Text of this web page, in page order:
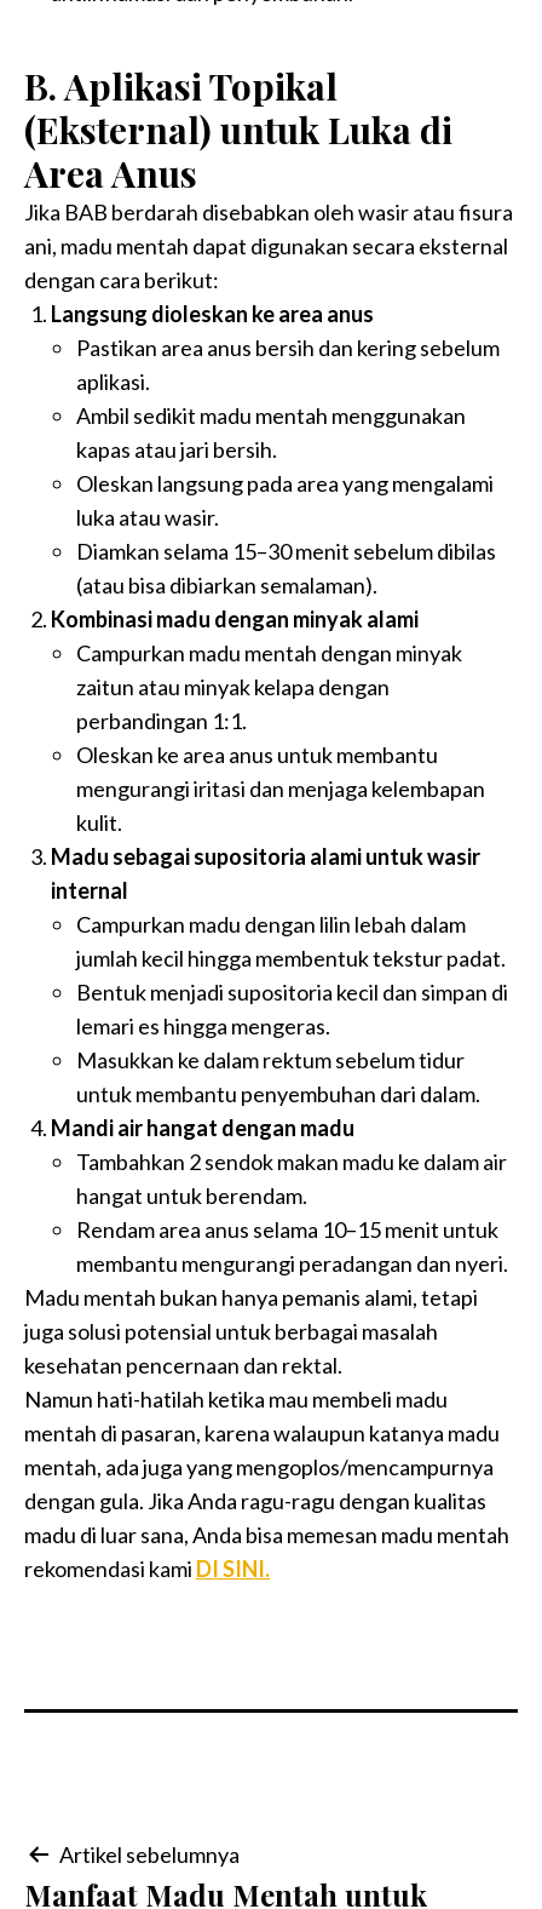
B. Aplikasi Topikal
(Eksternal) untuk Luka di
Area Anus
Jika BAB berdarah disebabkan oleh wasir atau fisura
ani, madu mentah dapat digunakan secara eksternal
dengan cara berikut:
Langsung dioleskan ke area anus
Pastikan area anus bersih dan kering sebelum
aplikasi.
Ambil sedikit madu mentah menggunakan
kapas atau jari bersih.
Oleskan langsung pada area yang mengalami
luka atau wasir.
Diamkan selama 15–30 menit sebelum dibilas
(atau bisa dibiarkan semalaman).
Kombinasi madu dengan minyak alami
Campurkan madu mentah dengan minyak
zaitun atau minyak kelapa dengan
perbandingan 1:1.
Oleskan ke area anus untuk membantu
mengurangi iritasi dan menjaga kelembapan
kulit.
Madu sebagai supositoria alami untuk wasir
internal
Campurkan madu dengan lilin lebah dalam
jumlah kecil hingga membentuk tekstur padat.
Bentuk menjadi supositoria kecil dan simpan di
lemari es hingga mengeras.
Masukkan ke dalam rektum sebelum tidur
untuk membantu penyembuhan dari dalam.
Mandi air hangat dengan madu
Tambahkan 2 sendok makan madu ke dalam air
hangat untuk berendam.
Rendam area anus selama 10–15 menit untuk
membantu mengurangi peradangan dan nyeri.
Madu mentah bukan hanya pemanis alami, tetapi
juga solusi potensial untuk berbagai masalah
kesehatan pencernaan dan rektal.
Namun hati-hatilah ketika mau membeli madu
mentah di pasaran, karena walaupun katanya madu
mentah, ada juga yang mengoplos/mencampurnya
dengan gula. Jika Anda ragu-ragu dengan kualitas
madu di luar sana, Anda bisa memesan madu mentah
rekomendasi kami DI SINI.
Navigasi
Artikel sebelumnya
Manfaat Madu Mentah untuk